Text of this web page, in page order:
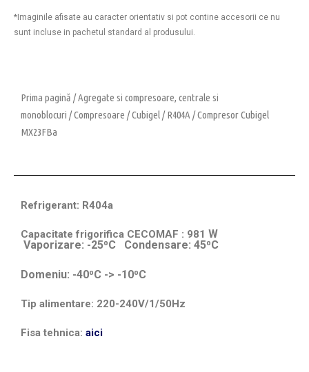
*Imaginile afisate au caracter orientativ si pot contine accesorii ce nu
sunt incluse in pachetul standard al produsului.
Prima pagină /Agregate si compresoare, centrale si
monoblocuri /Compresoare /Cubigel/R404A / Compresor Cubigel
MX23FBa
Refrigerant: R404a
Capacitate frigorifica CECOMAF : 981 W
Vaporizare: -25⁰C Condensare: 45⁰C
Domeniu: -40⁰C -> -10⁰C
Tip alimentare: 220-240V/1/50Hz
Fisa tehnica: aici